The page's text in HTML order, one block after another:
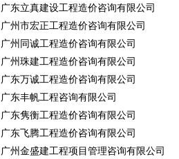
广东立真建设工程造价咨询有限公司
广州市宏正工程造价咨询有限公司
广州同诚工程造价咨询有限公司
广州珠建工程造价咨询有限公司
广东万诚工程造价咨询有限公司
广东丰帆工程咨询有限公司
广东隽衡工程造价咨询有限公司
广东飞腾工程造价咨询有限公司
广州金盛建工程项目管理咨询有限公司